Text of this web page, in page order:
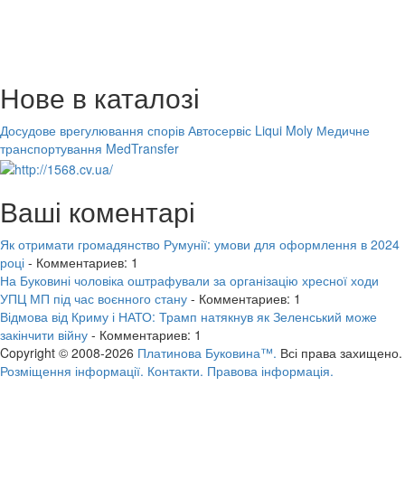
Нове в каталозі
Досудове врегулювання спорів Автосервіс Liqui Moly Медичне
транспортування MedTransfer
Ваші коментарі
Як отримати громадянство Румунії: умови для оформлення в 2024
році - Комментариев: 1
На Буковині чоловіка оштрафували за організацію хресної ходи
УПЦ МП під час воєнного стану - Комментариев: 1
Відмова від Криму і НАТО: Трамп натякнув як Зеленський може
закінчити війну - Комментариев: 1
Copyright © 2008-2026 Платинова Буковина™. Всі права захищено.
Розміщення інформації. Контакти. Правова інформація.